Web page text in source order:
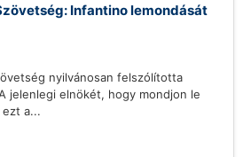
Infantino lemondását
nyilvánosan felszólította
jelenlegi elnökét, hogy mondjon le
a...